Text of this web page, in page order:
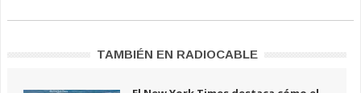
TAMBIÉN EN RADIOCABLE